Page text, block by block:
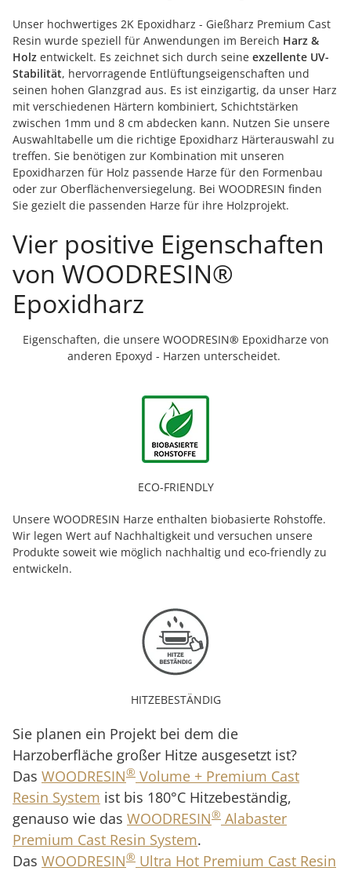
Unser hochwertiges 2K Epoxidharz - Gießharz Premium Cast
Resin wurde speziell für Anwendungen im Bereich Harz &
Holz entwickelt. Es zeichnet sich durch seine exzellente UV-
Stabilität, hervorragende Entlüftungseigenschaften und
seinen hohen Glanzgrad aus. Es ist einzigartig, da unser Harz
mit verschiedenen Härtern kombiniert, Schichtstärken
zwischen 1mm und 8 cm abdecken kann. Nutzen Sie unsere
Auswahltabelle um die richtige Epoxidharz Härterauswahl zu
treffen. Sie benötigen zur Kombination mit unseren
Epoxidharzen für Holz passende Harze für den Formenbau
oder zur Oberflächenversiegelung. Bei WOODRESIN finden
Sie gezielt die passenden Harze für ihre Holzprojekt.
Vier positive Eigenschaften
von WOODRESIN®
Epoxidharz
Eigenschaften, die unsere WOODRESIN® Epoxidharze von
anderen Epoxyd - Harzen unterscheidet.
ECO-FRIENDLY
Unsere WOODRESIN Harze enthalten biobasierte Rohstoffe.
Wir legen Wert auf Nachhaltigkeit und versuchen unsere
Produkte soweit wie möglich nachhaltig und eco-friendly zu
entwickeln.
HITZEBESTÄNDIG
Sie planen ein Projekt bei dem die
Harzoberfläche großer Hitze ausgesetzt ist?
Das WOODRESIN® Volume + Premium Cast
Resin System ist bis 180°C Hitzebeständig,
genauso wie das WOODRESIN® Alabaster
Premium Cast Resin System.
Das WOODRESIN® Ultra Hot Premium Cast Resin